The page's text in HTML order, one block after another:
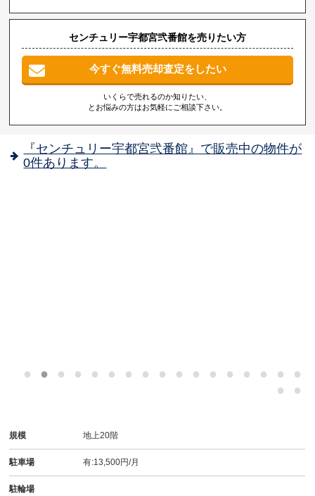
センチュリー宇都宮弐番館を売りたい方
今すぐ無料売却査定をしたい
いくらで売れるのか知りたい、
とお悩みの方はお気軽にご相談下さい。
『センチュリー宇都宮弐番館』で販売中の物件が
0件あります。
規模 地上20階
駐車場 有:13,500円/月
駐輪場